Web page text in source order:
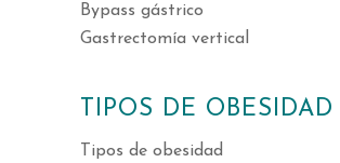
Bypass gástrico
Gastrectomía vertical
TIPOS DE OBESIDAD
Tipos de obesidad